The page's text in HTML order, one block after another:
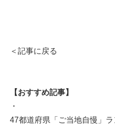
＜記事に戻る
【おすすめ記事】
・
47都道府県「ご当地自慢」